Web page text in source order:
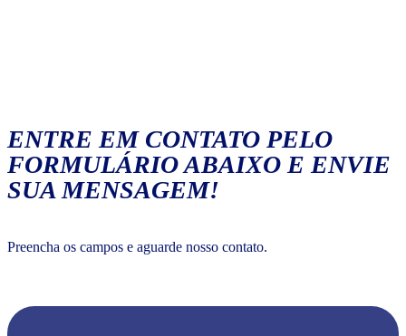
ENTRE EM CONTATO PELO
FORMULÁRIO ABAIXO E ENVIE
SUA MENSAGEM!
Preencha os campos e aguarde nosso contato.